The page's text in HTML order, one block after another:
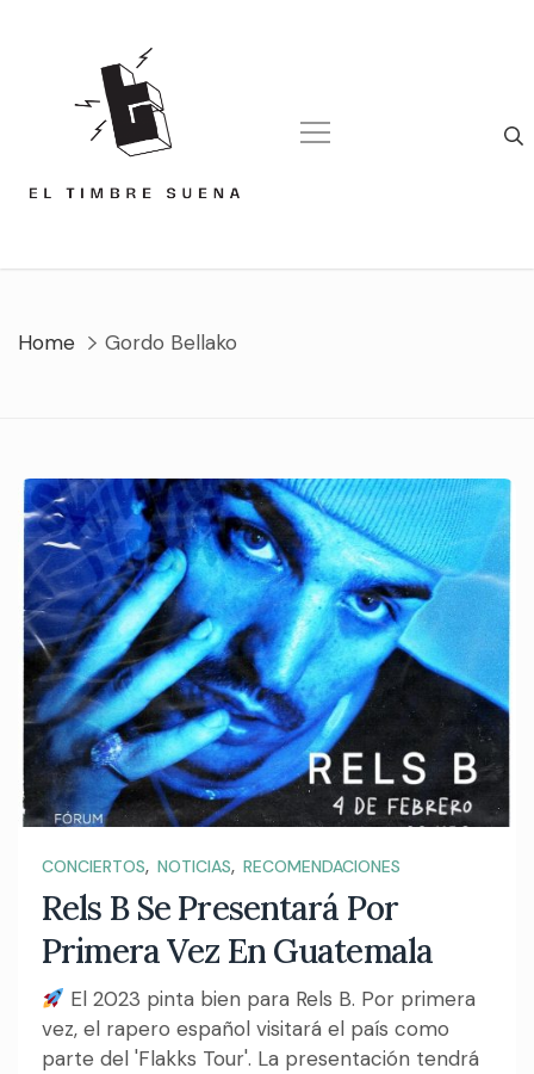
Home Gordo Bellako
CONCIERTOS, NOTICIAS, RECOMENDACIONES
Rels B Se Presentará Por
Primera Vez En Guatemala
El 2023 pinta bien para Rels B. Por primera
vez, el rapero español visitará el país como
parte del 'Flakks Tour'. La presentación tendrá